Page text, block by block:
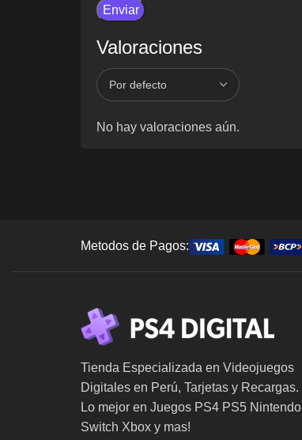
Valoraciones
No hay valoraciones aún.
Metodos de Pagos:
Tienda Especializada en Videojuegos
Digitales en Perú, Tarjetas y Recargas.
Lo mejor en Juegos PS4 PS5 Nintendo
Switch Xbox y mas!